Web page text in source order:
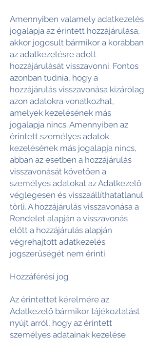
Amennyiben valamely adatkezelés
jogalapja az érintett hozzájárulása,
akkor jogosult bármikor a korábban
az adatkezelésre adott
hozzájárulását visszavonni. Fontos
azonban tudnia, hogy a
hozzájárulás visszavonása kizárólag
azon adatokra vonatkozhat,
amelyek kezelésének más
jogalapja nincs. Amennyiben az
érintett személyes adatok
kezelésének más jogalapja nincs,
abban az esetben a hozzájárulás
visszavonását követően a
személyes adatokat az Adatkezelő
véglegesen és visszaállíthatatlanul
törli. A hozzájárulás visszavonása a
Rendelet alapján a visszavonás
előtt a hozzájárulás alapján
végrehajtott adatkezelés
jogszerűségét nem érinti.
Hozzáférési jog
Az érintettet kérelmére az
Adatkezelő bármikor tájékoztatást
nyújt arról, hogy az érintett
személyes adatainak kezelése